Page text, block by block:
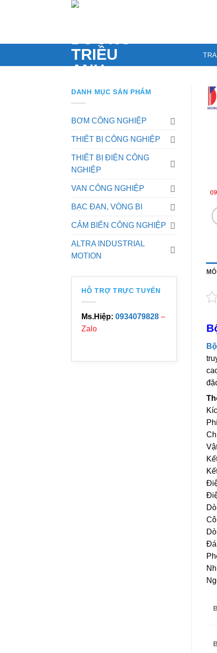
DANH MỤC SẢN PHẨM
BƠM CÔNG NGHIỆP
THIẾT BỊ CÔNG NGHIỆP
THIẾT BỊ ĐIỆN CÔNG
NGHIỆP
VAN CÔNG NGHIỆP
BẠC ĐẠN, VÒNG BI
CẢM BIẾN CÔNG NGHIỆP
ALTRA INDUSTRIAL
MOTION
HỖ TRỢ TRỰC TUYẾN
Ms.Hiệp: 0934079828 –
Zalo